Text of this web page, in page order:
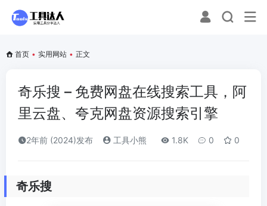
首页 • 实用网站 • 正文
奇乐搜 – 免费网盘在线搜索工具，阿
里云盘、夸克网盘资源搜索引擎
2年前 (2024)发布 工具小熊 1.8K 0 0
奇乐搜